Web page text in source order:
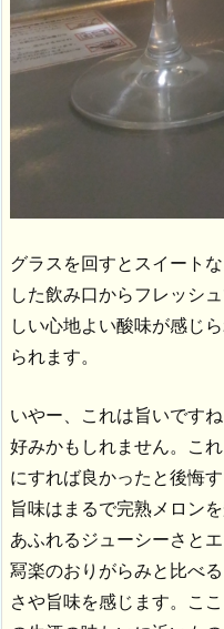
グラスを回すとスイート
した飲み口からフレッシ
しい心地よい酸味が感じ
られます。
いやー、これは旨いです
好みかもしれません。こ
にすれば良かったと後悔
旨味はまるで完熟メロン
あふれるジューシーさと
冩楽のおりがらみと比べ
さや旨味を感じます。こ